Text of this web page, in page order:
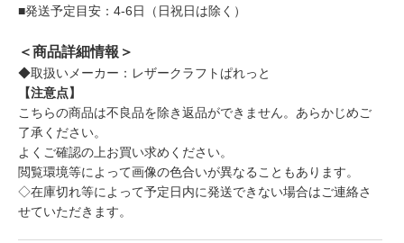
■発送予定目安：4-6日（日祝日は除く）
＜商品詳細情報＞
◆取扱いメーカー：レザークラフトぱれっと
【注意点】
こちらの商品は不良品を除き返品ができません。あらかじめご
了承ください。
よくご確認の上お買い求めください。
閲覧環境等によって画像の色合いが異なることもあります。
◇在庫切れ等によって予定日内に発送できない場合はご連絡さ
せていただきます。